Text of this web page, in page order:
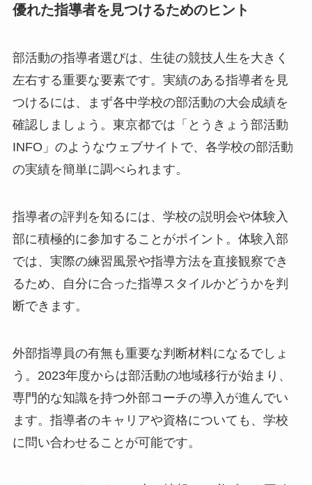
優れた指導者を見つけるためのヒント
部活動の指導者選びは、生徒の競技人生を大きく
左右する重要な要素です。実績のある指導者を見
つけるには、まず各中学校の部活動の大会成績を
確認しましょう。東京都では「とうきょう部活動
INFO」のようなウェブサイトで、各学校の部活動
の実績を簡単に調べられます。
指導者の評判を知るには、学校の説明会や体験入
部に積極的に参加することがポイント。体験入部
では、実際の練習風景や指導方法を直接観察でき
るため、自分に合った指導スタイルかどうかを判
断できます。
外部指導員の有無も重要な判断材料になるでしょ
う。2023年度からは部活動の地域移行が始まり、
専門的な知識を持つ外部コーチの導入が進んでい
ます。指導者のキャリアや資格についても、学校
に問い合わせることが可能です。